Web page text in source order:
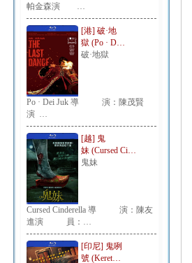
帕金森演 …
[港] 破·地
獄 (Po · D…
破·地獄
Po · Dei Juk 導 演：陳茂賢
演 …
[越] 鬼
妹 (Cursed Ci…
鬼妹
Cursed Cinderella 導 演：陳友
進演 員：…
[印尼] 鬼咧
號 (Keret…